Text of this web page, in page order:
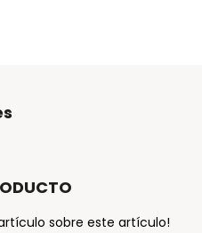
sobre este artículo!